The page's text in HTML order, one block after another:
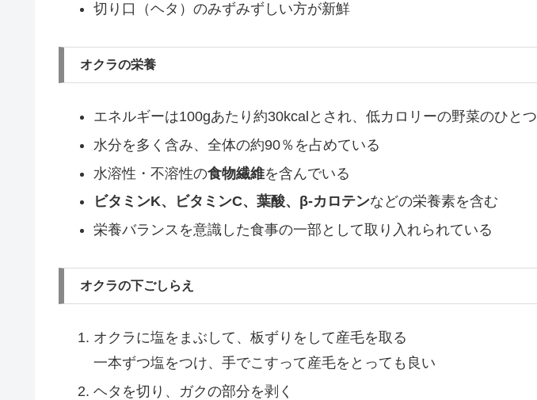
切り口（ヘタ）のみずみずしい方が新鮮
オクラの栄養
エネルギーは100gあたり約30kcalとされ、低カロリーの野菜のひとつ
水分を多く含み、全体の約90％を占めている
水溶性・不溶性の食物繊維を含んでいる
ビタミンK、ビタミンC、葉酸、β-カロテンなどの栄養素を含む
栄養バランスを意識した食事の一部として取り入れられている
オクラの下ごしらえ
オクラに塩をまぶして、板ずりをして産毛を取る
一本ずつ塩をつけ、手でこすって産毛をとっても良い
ヘタを切り、ガクの部分を剥く